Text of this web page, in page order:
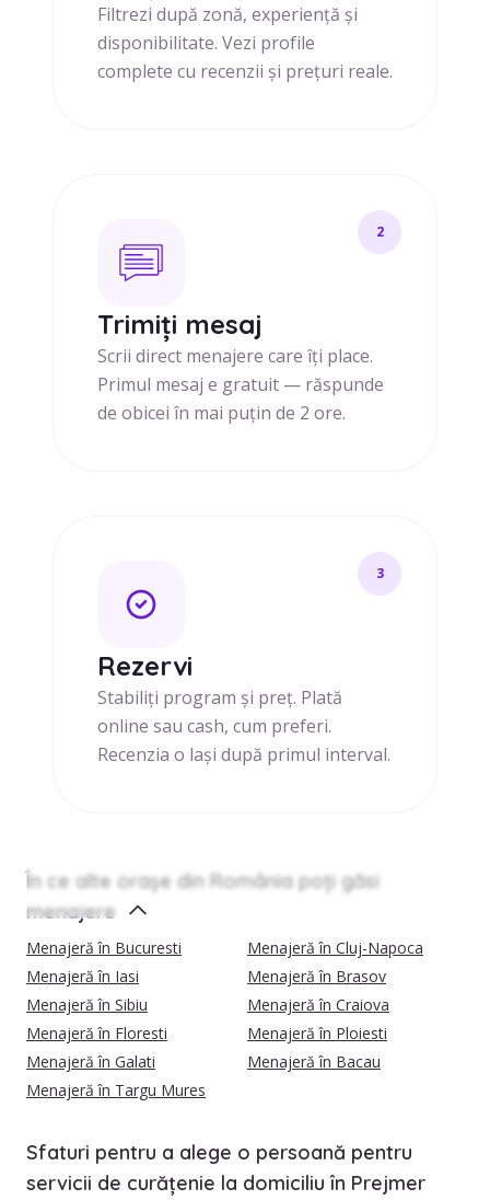
Filtrezi după zonă, experiență și
disponibilitate. Vezi profile
complete cu recenzii și prețuri reale.
2
Trimiți mesaj
Scrii direct menajere care îți place.
Primul mesaj e gratuit — răspunde
de obicei în mai puțin de 2 ore.
3
Rezervi
Stabiliți program și preț. Plată
online sau cash, cum preferi.
Recenzia o lași după primul interval.
În ce alte orașe din România poți găsi
menajere
Menajeră în Bucuresti
Menajeră în Cluj-Napoca
Menajeră în Iasi
Menajeră în Brasov
Menajeră în Sibiu
Menajeră în Craiova
Menajeră în Floresti
Menajeră în Ploiesti
Menajeră în Galati
Menajeră în Bacau
Menajeră în Targu Mures
Sfaturi pentru a alege o persoană pentru
servicii de curățenie la domiciliu în Prejmer